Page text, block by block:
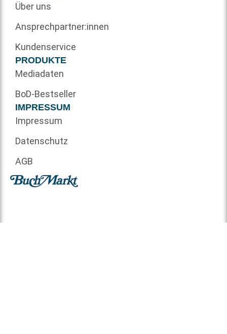
Über uns
Ansprechpartner:innen
Kundenservice
PRODUKTE
Mediadaten
BoD-Bestseller
IMPRESSUM
Impressum
Datenschutz
AGB